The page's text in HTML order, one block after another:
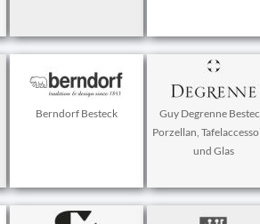
Berndorf Besteck
Guy Degrenne
Porzellan,
und Glas